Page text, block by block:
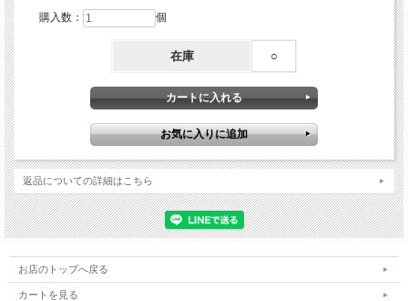
購入数： 個
在庫 ○
返品についての詳細はこちら
お店のトップへ戻る
カートを見る